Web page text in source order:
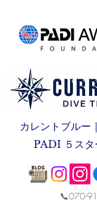
カレントブルー
PADI ５ス
📞070-